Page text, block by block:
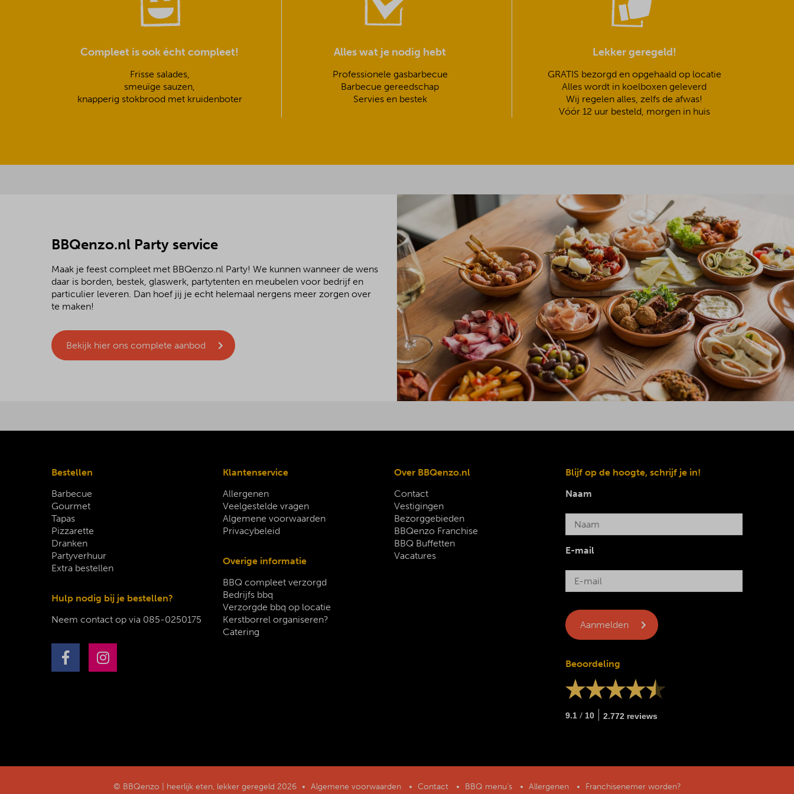
Compleet is ook écht compleet!
Frisse salades,
smeuïge sauzen,
knapperig stokbrood met kruidenboter
Alles wat je nodig hebt
Professionele gasbarbecue
Barbecue gereedschap
Servies en bestek
Lekker geregeld!
GRATIS bezorgd en opgehaald op locatie
Alles wordt in koelboxen geleverd
Wij regelen alles, zelfs de afwas!
Vóór 12 uur besteld, morgen in huis
BBQenzo.nl Party service
Maak je feest compleet met BBQenzo.nl Party! We kunnen wanneer de wens
daar is borden, bestek, glaswerk, partytenten en meubelen voor bedrijf en
particulier leveren. Dan hoef jij je echt helemaal nergens meer zorgen over
te maken!
Bekijk hier ons complete aanbod
Bestellen
Barbecue
Gourmet
Tapas
Pizzarette
Dranken
Partyverhuur
Extra bestellen
Hulp nodig bij je bestellen?
Neem contact op via 085-0250175
Klantenservice
Allergenen
Veelgestelde vragen
Algemene voorwaarden
Privacybeleid
Overige informatie
BBQ compleet verzorgd
Bedrijfs bbq
Verzorgde bbq op locatie
Kerstborrel organiseren?
Catering
Over BBQenzo.nl
Contact
Vestigingen
Bezorggebieden
BBQenzo Franchise
BBQ Buffetten
Vacatures
Blijf op de hoogte, schrijf je in!
Naam
E-mail
Beoordeling
9.1 / 10 2.772 reviews
© BBQenzo | heerlijk eten, lekker geregeld 2026 Algemene voorwaarden Contact BBQ menu’s Allergenen Franchisenemer worden?